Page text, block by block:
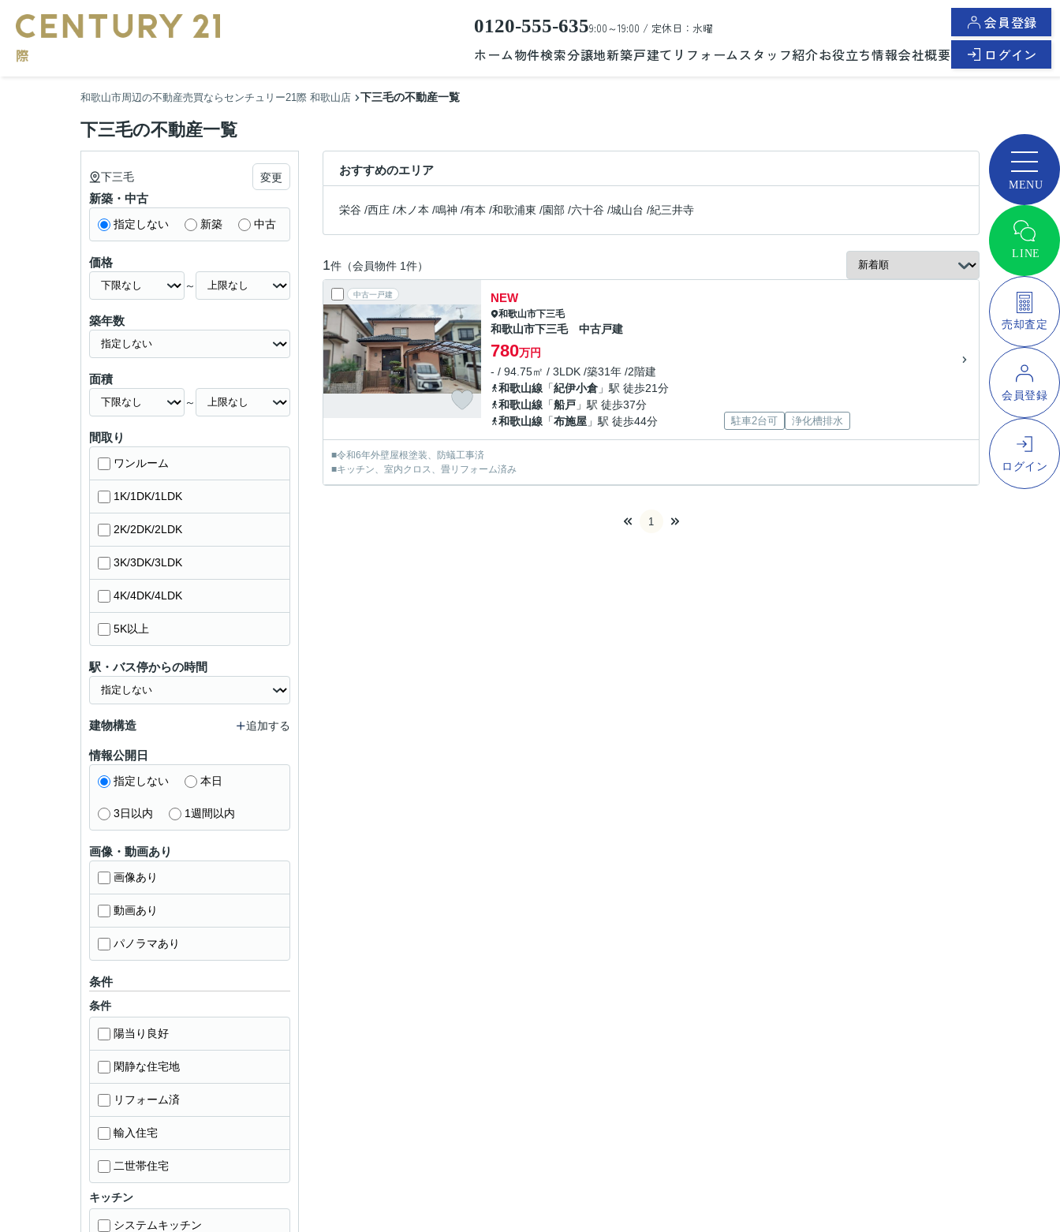
0120-555-6359:00～19:00 / 定休日：水曜
ホーム物件検索分譲地新築戸建て リフォーム スタッフ紹介お役立ち情報会社概要
会員登録
ログイン
和歌山市周辺の不動産売買ならセンチュリー21際 和歌山店 下三毛の不動産一覧
下三毛の不動産一覧
おすすめのエリア
栄谷 /西庄 /木ノ本 /鳴神 /有本 /和歌浦東 /園部 /六十谷 /城山台 /紀三井寺
1件（会員物件 1件）
中古一戸建 NEW
和歌山市下三毛
和歌山市下三毛 中古戸建
780万円
- / 94.75㎡ / 3LDK /築31年 /2階建
和歌山線 「紀伊小倉 」駅 徒歩21分
和歌山線 「船戸 」駅 徒歩37分
和歌山線 「布施屋 」駅 徒歩44分 駐車2台可 浄化槽排水
■令和6年外壁屋根塗装、防蟻工事済
■キッチン、室内クロス、畳リフォーム済み
1
下三毛 変更
新築・中古
指定しない 新築 中古
価格
～
築年数
面積
～
間取り
ワンルーム
1K/1DK/1LDK
2K/2DK/2LDK
3K/3DK/3LDK
4K/4DK/4LDK
5K以上
駅・バス停からの時間
建物構造 追加する
情報公開日
指定しない 本日
3日以内 1週間以内
画像・動画あり
画像あり
動画あり
パノラマあり
条件
条件
陽当り良好
閑静な住宅地
リフォーム済
輸入住宅
二世帯住宅
キッチン
システムキッチン